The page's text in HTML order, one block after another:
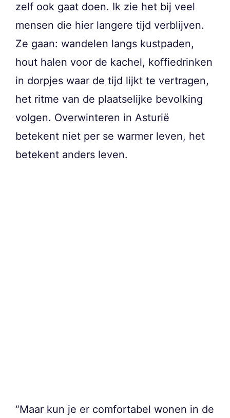
zelf ook gaat doen. Ik zie het bij veel
mensen die hier langere tijd verblijven.
Ze gaan: wandelen langs kustpaden,
hout halen voor de kachel, koffiedrinken
in dorpjes waar de tijd lijkt te vertragen,
het ritme van de plaatselijke bevolking
volgen. Overwinteren in Asturië
betekent niet per se warmer leven, het
betekent anders leven.
“Maar kun je er comfortabel wonen in de